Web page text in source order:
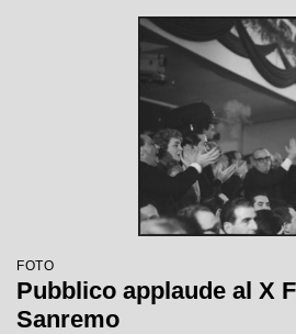
FOTO
Pubblico applaude al X
Sanremo